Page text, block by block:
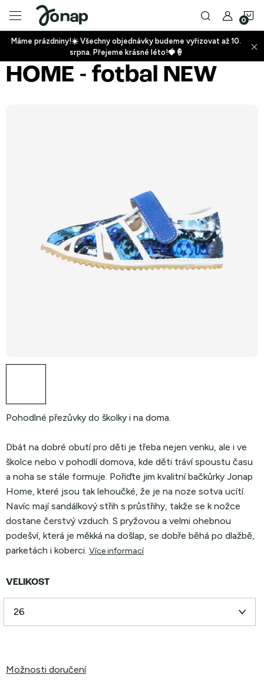
obsah
+
Máme prázdniny!☀️ Všechny objednávky budeme vyřizovat až 10.
srpna. Přejeme krásné léto!🍓🍦
HOME - fotbal NEW
Pohodlné přezůvky do školky i na doma.
Dbát na dobré obutí pro děti je třeba nejen venku, ale i ve
školce nebo v pohodlí domova, kde děti tráví spoustu času
a noha se stále formuje. Pořiďte jim kvalitní bačkůrky Jonap
Home, které jsou tak lehoučké, že je na noze sotva ucítí.
Navíc mají sandálkový střih s průstřihy, takže se k nožce
dostane čerstvý vzduch. S pryžovou a velmi ohebnou
podešví, která je měkká na došlap, se dobře běhá po dlažbě,
parketách i koberci. Více informací
VELIKOST
Možnosti doručení